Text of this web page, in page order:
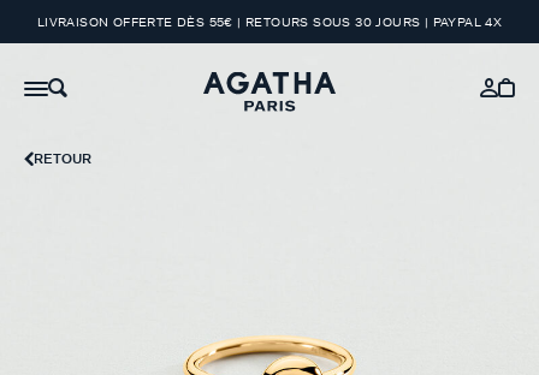
LIVRAISON OFFERTE DÈS 55€ | RETOURS SOUS 30 JOURS | PAYPAL 4X
RETOUR